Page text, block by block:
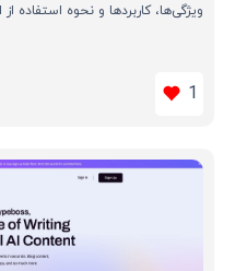
ویژگی‌ها، کاربردها و نحوه استفاده
1